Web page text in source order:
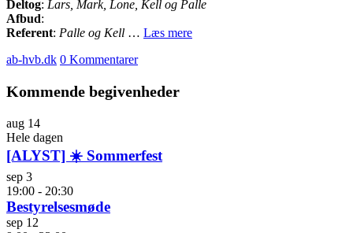
Deltog: Lars, Mark, Lone, Kell og Palle
Afbud:
Referent: Palle og Kell … Læs mere
ab-hvb.dk 0 Kommentarer
Kommende begivenheder
aug 14
Hele dagen
[ALYST] ☀️ Sommerfest
sep 3
19:00 - 20:30
Bestyrelsesmøde
sep 12